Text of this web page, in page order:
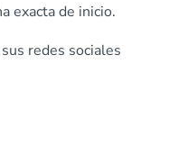
exacta de inicio.
redes sociales